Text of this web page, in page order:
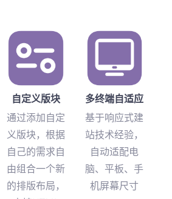
自定义版块
通过添加自定
义版块，根据
自己的需求自
由组合一个新
的排版布局，
多终端自适应
基于响应式建
站技术经验，
自动适配电
脑、平板、手
机屏幕尺寸